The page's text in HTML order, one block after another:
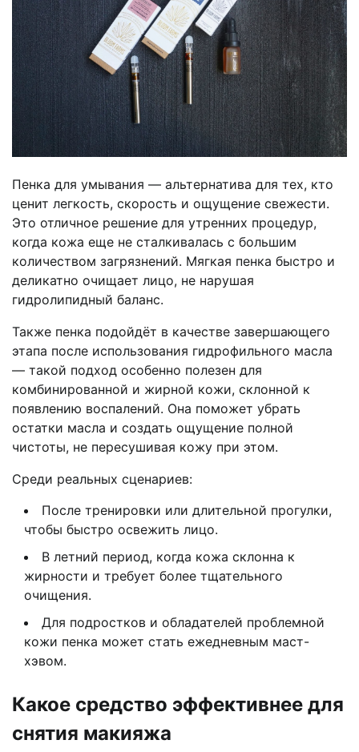
Пенка для умывания — альтернатива для тех, кто
ценит легкость, скорость и ощущение свежести.
Это отличное решение для утренних процедур,
когда кожа еще не сталкивалась с большим
количеством загрязнений. Мягкая пенка быстро и
деликатно очищает лицо, не нарушая
гидролипидный баланс.
Также пенка подойдёт в качестве завершающего
этапа после использования гидрофильного масла
— такой подход особенно полезен для
комбинированной и жирной кожи, склонной к
появлению воспалений. Она поможет убрать
остатки масла и создать ощущение полной
чистоты, не пересушивая кожу при этом.
Среди реальных сценариев:
После тренировки или длительной прогулки,
чтобы быстро освежить лицо.
В летний период, когда кожа склонна к
жирности и требует более тщательного
очищения.
Для подростков и обладателей проблемной
кожи пенка может стать ежедневным маст-
хэвом.
Какое средство эффективнее для
снятия макияжа